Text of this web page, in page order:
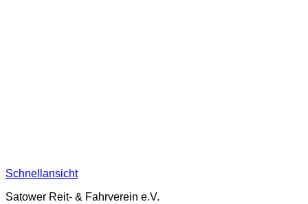
Schnellansicht
Satower Reit- & Fahrverein e.V.